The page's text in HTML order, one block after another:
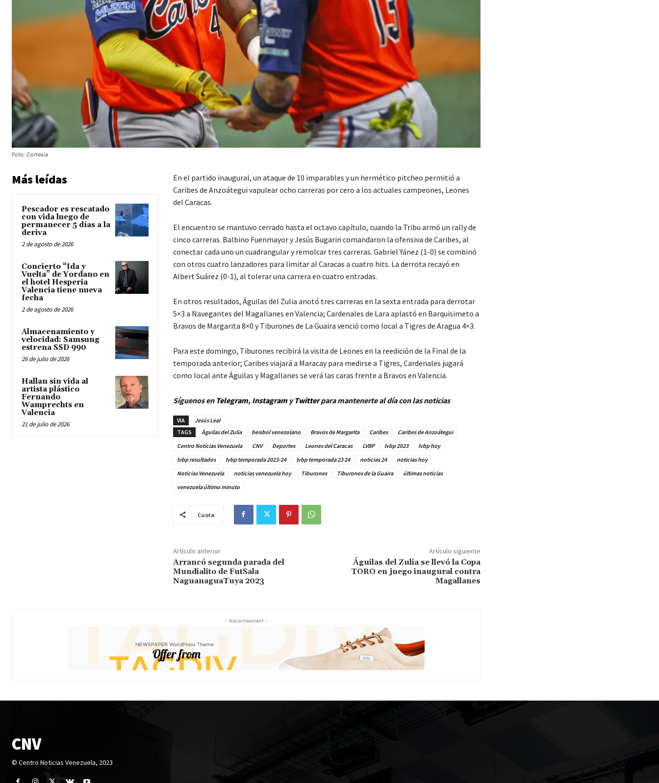
Foto: Cortesía
Más leídas
Pescador es rescatado
con vida luego de
permanecer 5 días a la
deriva
2 de agosto de 2026
Concierto “Ida y
Vuelta” de Yordano en
el hotel Hesperia
Valencia tiene nueva
fecha
2 de agosto de 2026
Almacenamiento y
velocidad: Samsung
estrena SSD 990
26 de julio de 2026
Hallan sin vida al
artista plástico
Fernando
Wamprechts en
Valencia
21 de julio de 2026
En el partido inaugural, un ataque de 10 imparables y un hermético pitcheo permitió a
Caribes de Anzoátegui vapulear ocho carreras por cero a los actuales campeones, Leones
del Caracas.
El encuentro se mantuvo cerrado hasta el octavo capítulo, cuando la Tribu armó un rally de
cinco carreras. Balbino Fuenmayor y Jesús Bugarin comandaron la ofensiva de Caribes, al
conectar cada uno un cuadrangular y remolcar tres carreras. Gabriel Yánez (1-0) se combinó
con otros cuatro lanzadores para limitar al Caracas a cuatro hits. La derrota recayó en
Albert Suárez (0-1), al tolerar una carrera en cuatro entradas.
En otros resultados, Águilas del Zulia anotó tres carreras en la sexta entrada para derrotar
5×3 a Navegantes del Magallanes en Valencia; Cardenales de Lara aplastó en Barquisimeto a
Bravos de Margarita 8×0 y Tiburones de La Guaira venció como local a Tigres de Aragua 4×3.
Para este domingo, Tiburones recibirá la visita de Leones en la reedición de la Final de la
temporada anterior; Caribes viajará a Maracay para medirse a Tigres, Cardenales jugará
como local ante Águilas y Magallanes se verá las caras frente a Bravos en Valencia.
Síguenos en Telegram, InstagramyTwitterpara mantenerte al día con las noticias
VIA
Jesús Leal
TAGS
Águilas del Zulia beisbol venezolano Bravos de Margarita Caribes
Caribes de Anzoátegui
Centro Noticias Venezuela
CNV Deportes Leones del Caracas LVBP lvbp 2023
lvbp hoy
lvbp resultados
lvbp temporada 2023-24 lvbp temporada 23 24 noticias 24
noticias hoy
Noticias Venezuela
noticias venezuela hoy Tiburones Tiburones de la Guaira
últimas noticias
venezuela último minuto
Cuota
Artículo anterior
Arrancó segunda parada del
Mundialito de FutSala
NaguanaguaTuya 2023
Artículo siguiente
Águilas del Zulia se llevó la Copa
TORO en juego inaugural contra
Magallanes
- Advertisement -
CNV
© Centro Noticias Venezuela, 2023